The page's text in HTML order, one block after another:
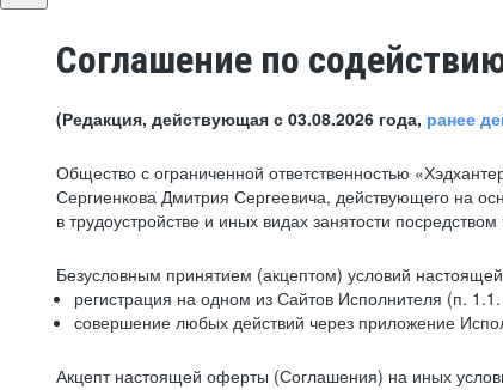
Соглашение по
(Редакция, действующая с 03.08.2026 года, ранее
Общество с ограниченной ответственностью
Сергиенкова Дмитрия Сергеевича, действующего на
в трудоустройстве и иных видах занятости
Безусловным принятием (акцептом) условий
регистрация на одном из Сайтов Исполнителя (п.
совершение любых действий через приложение
Акцепт настоящей оферты (Соглашения) на иных